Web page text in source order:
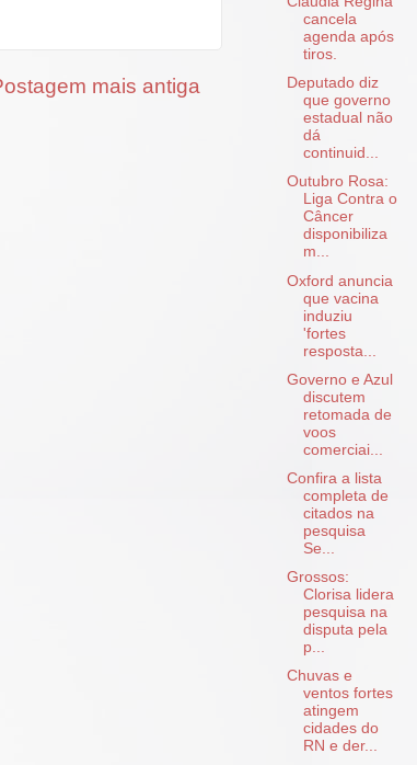
mais antiga
cancela
agenda após
tiros.
Deputado diz
que governo
estadual não
dá
continuid...
Outubro Rosa:
Liga Contra o
Câncer
disponibiliza
m...
Oxford anuncia
que vacina
induziu
'fortes
resposta...
Governo e Azul
discutem
retomada de
voos
comerciai...
Confira a lista
completa de
citados na
pesquisa
Se...
Grossos:
Clorisa lidera
pesquisa na
disputa pela
p...
Chuvas e
ventos fortes
atingem
cidades do
RN e der...